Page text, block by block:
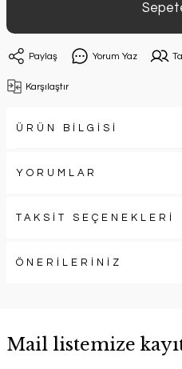
Paylaş Yorum Yaz
Karşılaştır
ÜRÜN BİLGİSİ
YORUMLAR
TAKSİT SEÇENEKLERİ
ÖNERİLERİNİZ
Mail listemize